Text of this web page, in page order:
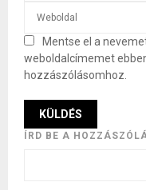
Mentse el a
weboldalcímemet
hozzászólásomhoz.
ÍRD BE A